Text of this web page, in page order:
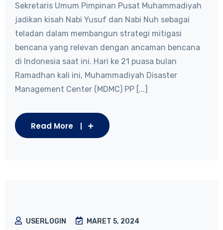
Sekretaris Umum Pimpinan Pusat Muhammadiyah
jadikan kisah Nabi Yusuf dan Nabi Nuh sebagai
teladan dalam membangun strategi mitigasi
bencana yang relevan dengan ancaman bencana
di Indonesia saat ini. Hari ke 21 puasa bulan
Ramadhan kali ini, Muhammadiyah Disaster
Management Center (MDMC) PP [...]
Read More
USERLOGIN
MARET 5, 2024